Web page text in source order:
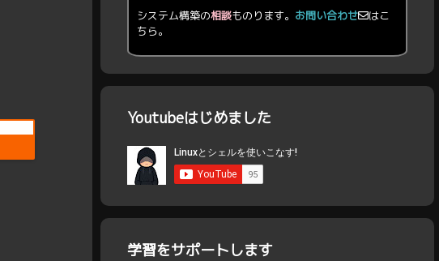
システム構築の相談ものります。 お問い合わせ
はこ
ちら。
Youtubeはじめました
学習をサポートします